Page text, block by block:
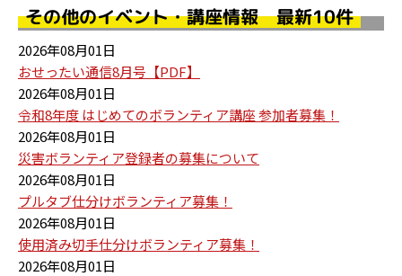
その他のイベント・講座情報 最新10件
2026年08月01日
おせったい通信8月号【PDF】
2026年08月01日
令和8年度 はじめてのボランティア講座 参加者募集！
2026年08月01日
災害ボランティア登録者の募集について
2026年08月01日
プルタブ仕分けボランティア募集！
2026年08月01日
使用済み切手仕分けボランティア募集！
2026年08月01日